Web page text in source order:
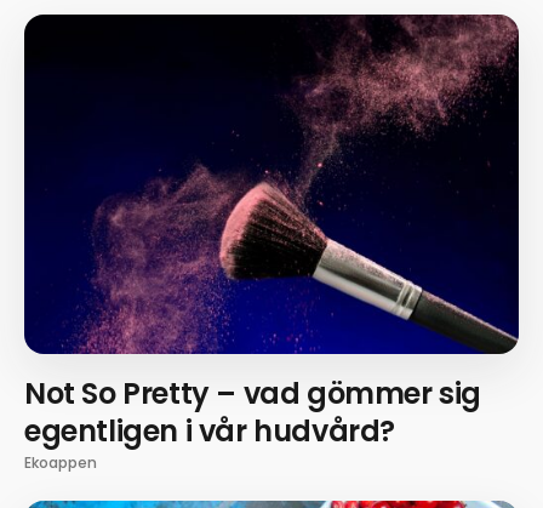
Not So Pretty – vad gömmer sig
egentligen i vår hudvård?
Ekoappen